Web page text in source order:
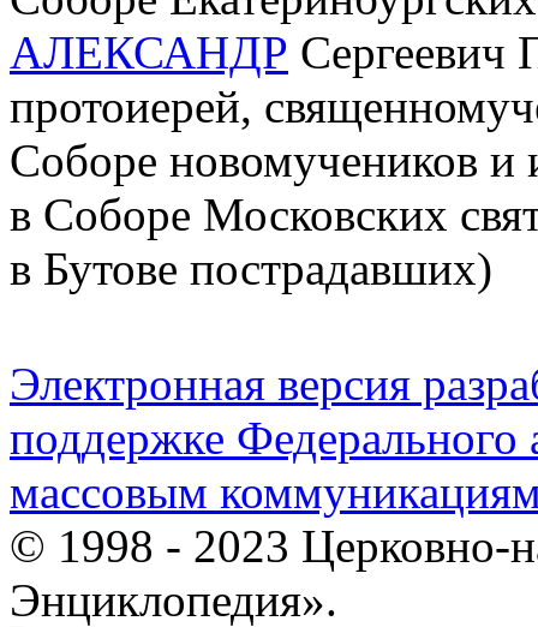
АЛЕКСАНДР Сергеевич
протоиерей,
Соборе новомучеников и
в Соборе Московских
в Бутове пострадавших)
Электронная версия
поддержке Федерального
массовым
© 1998 - 2023 Церковно-
Энциклопедия».